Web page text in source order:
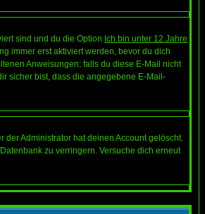
sind und du die Option Ich bin unter 12 Jahre
immer erst aktiviert werden, bevor du dich
Anweisungen; falls du diese E-Mail nicht
sicher bist, dass die angegebene E-Mail-
Administrator hat deinen Account gelöscht.
zu verringern. Versuche dich erneut